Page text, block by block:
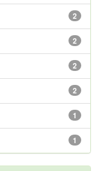
2
2
2
2
1
1